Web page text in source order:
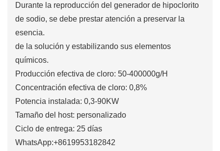
Durante la reproducción del generador de hipoclorito
de sodio, se debe prestar atención a preservar la
esencia.
de la solución y estabilizando sus elementos
químicos.
Producción efectiva de cloro: 50-400000g/H
Concentración efectiva de cloro: 0,8%
Potencia instalada: 0,3-90KW
Tamaño del host: personalizado
Ciclo de entrega: 25 días
WhatsApp:+8619953182842